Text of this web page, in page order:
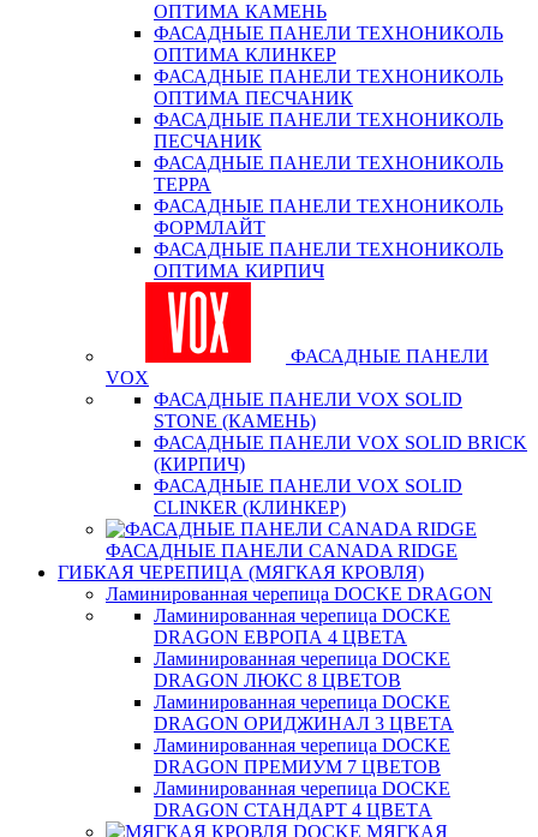
ОПТИМА КАМЕНЬ
ФАСАДНЫЕ ПАНЕЛИ ТЕХНОНИКОЛЬ
ОПТИМА КЛИНКЕР
ФАСАДНЫЕ ПАНЕЛИ ТЕХНОНИКОЛЬ
ОПТИМА ПЕСЧАНИК
ФАСАДНЫЕ ПАНЕЛИ ТЕХНОНИКОЛЬ
ПЕСЧАНИК
ФАСАДНЫЕ ПАНЕЛИ ТЕХНОНИКОЛЬ
ТЕРРА
ФАСАДНЫЕ ПАНЕЛИ ТЕХНОНИКОЛЬ
ФОРМЛАЙТ
ФАСАДНЫЕ ПАНЕЛИ ТЕХНОНИКОЛЬ
ОПТИМА КИРПИЧ
ФАСАДНЫЕ ПАНЕЛИ
VOX
ФАСАДНЫЕ ПАНЕЛИ VOX SOLID
STONE (КАМЕНЬ)
ФАСАДНЫЕ ПАНЕЛИ VOX SOLID BRICK
(КИРПИЧ)
ФАСАДНЫЕ ПАНЕЛИ VOX SOLID
CLINКER (КЛИНКЕР)
ФАСАДНЫЕ ПАНЕЛИ CANADA RIDGE
ГИБКАЯ ЧЕРЕПИЦА (МЯГКАЯ КРОВЛЯ)
Ламинированная черепица DOCKE DRAGON
Ламинированная черепица DOCKE
DRAGON ЕВРОПА 4 ЦВЕТА
Ламинированная черепица DOCKE
DRAGON ЛЮКС 8 ЦВЕТОВ
Ламинированная черепица DOCKE
DRAGON ОРИДЖИНАЛ 3 ЦВЕТА
Ламинированная черепица DOCKE
DRAGON ПРЕМИУМ 7 ЦВЕТОВ
Ламинированная черепица DOCKE
DRAGON СТАНДАРТ 4 ЦВЕТA
МЯГКАЯ